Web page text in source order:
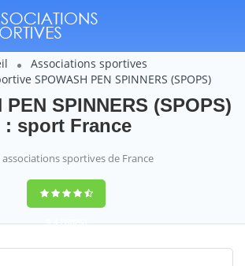
Associations sportives
SPOWASH PEN SPINNERS (SPOPS)
PEN SPINNERS (SPOPS)
: sport France
associations sportives de France
9,4(100%)
14358votes